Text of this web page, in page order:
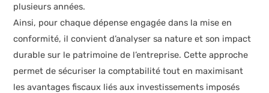
plusieurs années.
Ainsi, pour chaque dépense engagée dans la mise en
conformité, il convient d’analyser sa nature et son impact
durable sur le patrimoine de l’entreprise. Cette approche
permet de sécuriser la comptabilité tout en maximisant
les avantages fiscaux liés aux investissements imposés